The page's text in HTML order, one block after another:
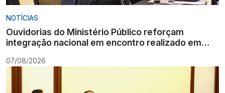
NOTÍCIAS
Ouvidorias do Ministério Público reforçam
integração nacional em encontro realizado em
07/08/2026